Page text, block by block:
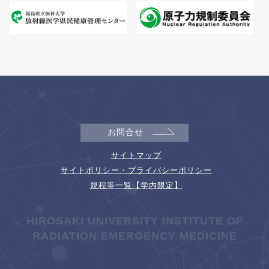
お問合せ
サイトマップ
サイトポリシー・プライバシーポリシー
規程等一覧【学内限定】
HIROSAKI UNIVERSITY INSTITUTE OF
RADIATION EMERGENCY MEDICINE